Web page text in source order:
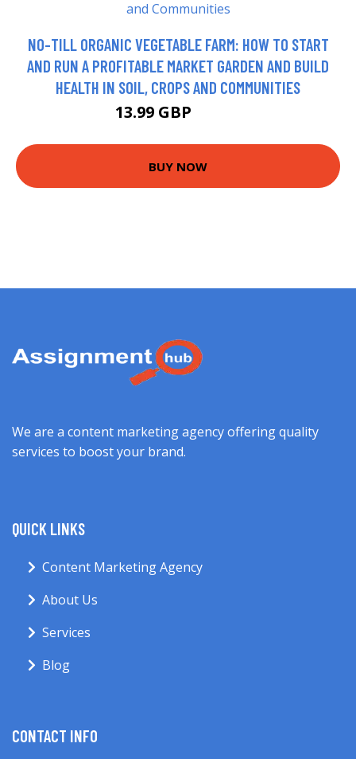
NO-TILL ORGANIC VEGETABLE FARM: HOW TO START
AND RUN A PROFITABLE MARKET GARDEN AND BUILD
HEALTH IN SOIL, CROPS AND COMMUNITIES
13.99 GBP
BUY NOW
We are a content marketing agency offering quality
services to boost your brand.
QUICK LINKS
Content Marketing Agency
About Us
Services
Blog
CONTACT INFO